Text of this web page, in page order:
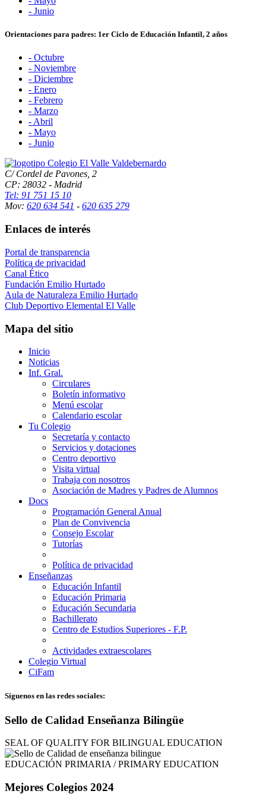
- Junio
Orientaciones para padres: 1er Ciclo de Educación Infantil, 2 años
- Octubre
- Noviembre
- Diciembre
- Enero
- Febrero
- Marzo
- Abril
- Mayo
- Junio
C/ Cordel de Pavones, 2
CP: 28032 - Madrid
Tel: 91 751 15 10
Mov: 620 634 541 - 620 635 279
Enlaces de interés
Portal de transparencia
Política de privacidad
Canal Ético
Fundación Emilio Hurtado
Aula de Naturaleza Emilio Hurtado
Club Deportivo Elemental El Valle
Mapa del sitio
Inicio
Noticias
Inf. Gral.
Circulares
Boletín informativo
Menú escolar
Calendario escolar
Tu Colegio
Secretaría y contacto
Servicios y dotaciones
Centro deportivo
Visita virtual
Trabaja con nosotros
Asociación de Madres y Padres de Alumnos
Docs
Programación General Anual
Plan de Convivencia
Consejo Escolar
Tutorías
Política de privacidad
Enseñanzas
Educación Infantil
Educación Primaria
Educación Secundaria
Bachillerato
Centro de Estudios Superiores - F.P.
Actividades extraescolares
Colegio Virtual
CiFam
Síguenos en las redes sociales:
Sello de Calidad Enseñanza Bilingüe
SEAL OF QUALITY FOR BILINGUAL EDUCATION
EDUCACIÓN PRIMARIA / PRIMARY EDUCATION
Mejores Colegios 2024